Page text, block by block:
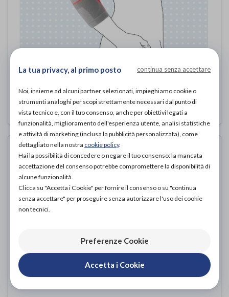
Epi Sensa
PROVA E ACQUISTA IN NEGOZIO DA 69,00€
Oplà 04/Jeans
La tua privacy, al primo posto continua senza accettare
Noi, insieme ad alcuni partner selezionati, impieghiamo cookie o
strumenti analoghi per scopi strettamente necessari dal punto di
vista tecnico e, con il tuo consenso, anche per obiettivi legati a
funzionalità, miglioramento dell'esperienza utente, analisi statistiche
e attività di marketing (inclusa la pubblicità personalizzata), come
dettagliato nella nostra cookie policy.
Hai la possibilità di concedere o negare il tuo consenso: la mancata
accettazione del consenso potrebbe compromettere la disponibilità di
alcune funzionalità.
Clicca su "Accetta i Cookie" per fornire il consenso o su "continua
senza accettare" per proseguire senza autorizzare l'uso dei cookie
non tecnici.
Preferenze Cookie
Accetta i Cookie